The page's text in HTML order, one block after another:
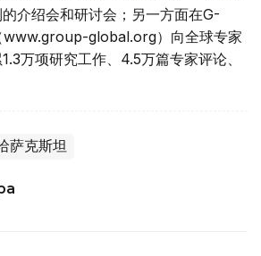
介绍会和研讨会；另一方面在G-
www.group-global.org）向全球专家
万项研究工作、4.5万篇专家评论、
萨克斯坦